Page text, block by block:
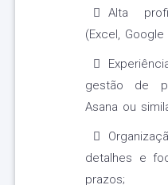
Alta
(Excel,
gestão de
Asana ou
detalhes e
prazos;